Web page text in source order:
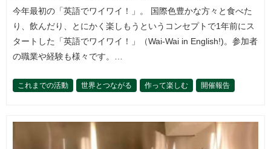
今年最初の「英語でワイワイ！」。 国際色豊かな方々と食べた
り、飲んだり、とにかく楽しもうというコンセプトで1年前にス
タートした「英語でワイワイ！」（Wai-Wai in English!)。参加者
の職業や経験も様々です。…
これまでの活動 世界とつながる 作って楽しむ 開催報告